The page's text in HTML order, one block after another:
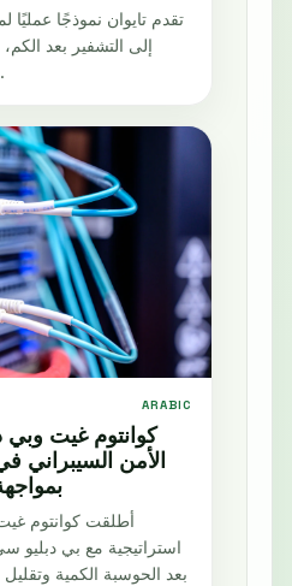
تقدم تايوان نموذجًا عمليًا
إلى التشفير بعد
الأمن في المؤسسات.
ARABIC
كوانتوم غيت وبي
الأمن السيبراني
أطلقت كوانتوم
استراتيجية مع بي دبليو
بعد الحوسبة الكمية